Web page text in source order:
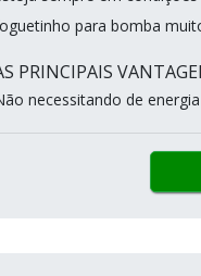
para bomba
PRINCIPAIS
necessitando de